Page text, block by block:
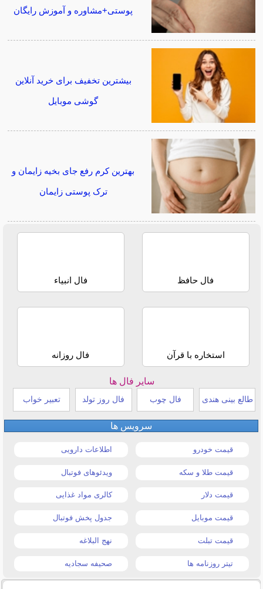
پوستی+مشاوره و آموزش رایگان
بیشترین تخفیف برای خرید آنلاین
گوشی موبایل
بهترین کرم رفع جای بخیه زایمان و
ترک پوستی زایمان
فال حافظ فال انبیاء
استخاره با قرآن فال روزانه
سایر فال ها
طالع بینی هندی فال چوب فال روز تولد تعبیر خواب
سرویس ها
قیمت خودرو اطلاعات دارویی
قیمت طلا و سکه ویدئوهای فوتبال
قیمت دلار کالری مواد غذایی
قیمت موبایل جدول پخش فوتبال
قیمت تبلت نهج البلاغه
تیتر روزنامه ها صحیفه سجادیه